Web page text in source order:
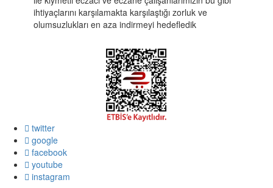
ihtiyaçlarını karşılamakta karşılaştığı zorluk ve
olumsuzlukları en aza indirmeyi hedefledik
twitter
google
facebook
youtube
instagram